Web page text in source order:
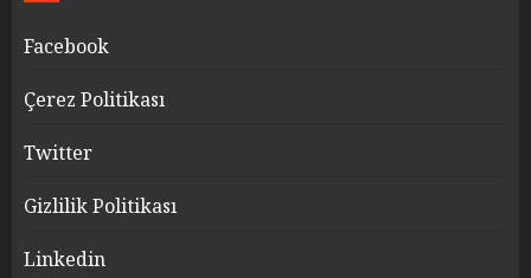
Facebook
Çerez Politikası
Twitter
Gizlilik Politikası
Linkedin